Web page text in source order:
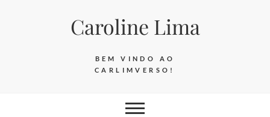
Caroline Lima
BEM VINDO AO
CARLIMVERSO!